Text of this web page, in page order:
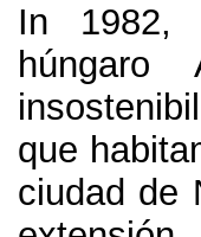
In 1982,
húngaro
que
ciudad de